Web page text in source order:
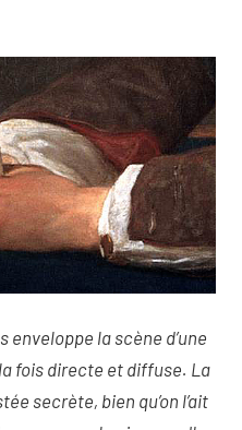
enveloppe la scène d’une
fois directe et diffuse. La
secrète, bien qu’on l’ait